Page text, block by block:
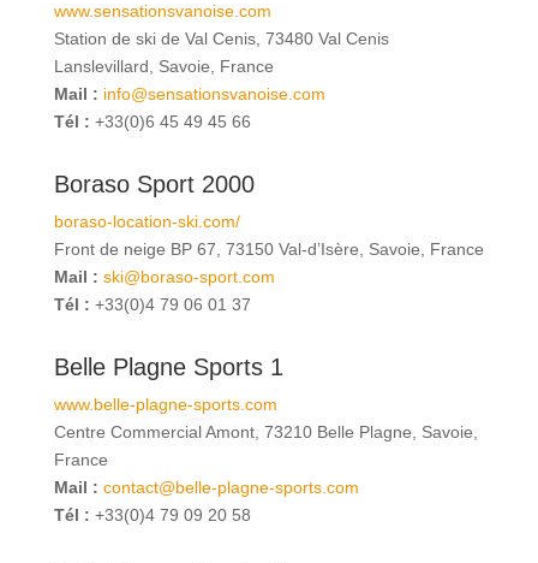
www.sensationsvanoise.com
Station de ski de Val Cenis, 73480 Val Cenis
Lanslevillard, Savoie, France
Mail : info@sensationsvanoise.com
Tél : +33(0)6 45 49 45 66
Boraso Sport 2000
boraso-location-ski.com/
Front de neige BP 67, 73150 Val-d’Isère, Savoie, France
Mail : ski@boraso-sport.com
Tél : +33(0)4 79 06 01 37
Belle Plagne Sports 1
www.belle-plagne-sports.com
Centre Commercial Amont, 73210 Belle Plagne, Savoie,
France
Mail : contact@belle-plagne-sports.com
Tél : +33(0)4 79 09 20 58